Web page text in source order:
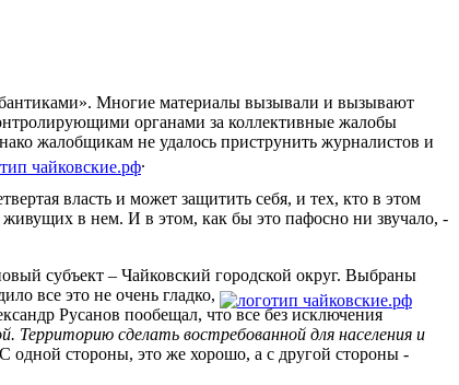
Многие материалы вызывали и вызывают
органами за коллективные жалобы
жалобщикам не удалось приструнить журналистов и
.
власть и может защитить себя, и тех, кто в этом
в нем. И в этом, как бы это пафосно ни звучало, -
субъект – Чайковский городской округ. Выбраны
все это не очень гладко,
Русанов пообещал, что все без исключения
сделать востребованной для населения и
одной стороны, это же хорошо, а с другой стороны -